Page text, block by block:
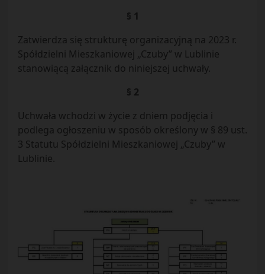
§ 1
Zatwierdza się strukturę organizacyjną na 2023 r.
Spółdzielni Mieszkaniowej „Czuby” w Lublinie
stanowiącą załącznik do niniejszej uchwały.
§ 2
Uchwała wchodzi w życie z dniem podjęcia i
podlega ogłoszeniu w sposób określony w § 89 ust.
3 Statutu Spółdzielni Mieszkaniowej „Czuby” w
Lublinie.